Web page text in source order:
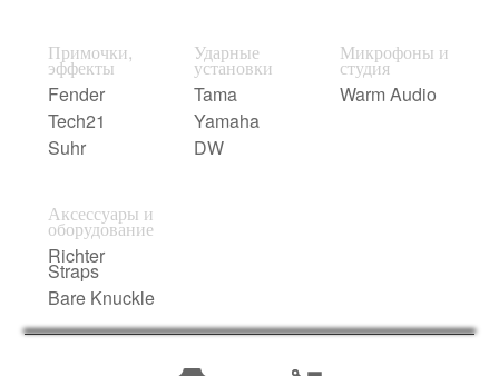
Примочки,
эффекты
Fender
Tech21
Suhr
Ударные
установки
Tama
Yamaha
DW
Микрофоны и
студия
Warm Audio
Аксессуары и
оборудование
Richter
Straps
Bare Knuckle